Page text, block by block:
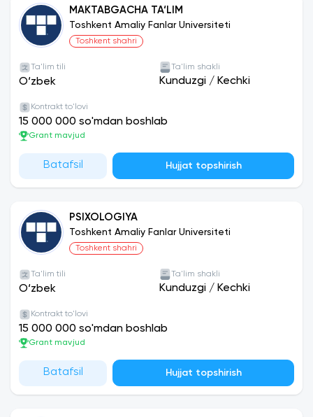
MAKTABGACHA TA‘LIM
Toshkent Amaliy Fanlar Universiteti
Toshkent shahri
Ta'lim tili
O‘zbek
Ta'lim shakli
Kunduzgi / Kechki
Kontrakt to'lovi
15 000 000 so'mdan boshlab
Grant mavjud
Batafsil Hujjat topshirish
PSIXOLOGIYA
Toshkent Amaliy Fanlar Universiteti
Toshkent shahri
Ta'lim tili
O‘zbek
Ta'lim shakli
Kunduzgi / Kechki
Kontrakt to'lovi
15 000 000 so'mdan boshlab
Grant mavjud
Batafsil Hujjat topshirish